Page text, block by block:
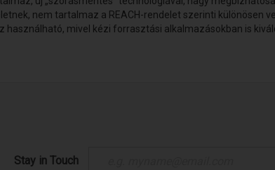
nem tartalmaz a REACH-rendelet szerinti különösen
használható, mivel kézi forrasztási alkalmazásokban is
Stay in Touch